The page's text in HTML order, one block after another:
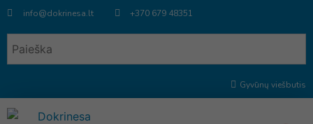
info@dokrinesa.lt +370 679 48351
Gyvūnų viešbutis